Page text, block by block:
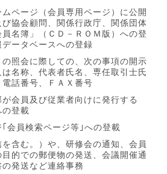
ページ（会員専用ページ）に公開
協会顧問、関係行政庁、関係団体
名簿」（ＣＤ－ＲＯＭ版）への登
ータベースへの登録
照会に際しての、次の事項の開示
名称、代表者氏名、専任取引士氏
話番号、ＦＡＸ番号
会員及び従業者向けに発行する
の登載
会員検索ページ等｣への登載
含む。）や、研修会の通知、会員
的での郵便物の発送、会議開催通
発送など連絡事務